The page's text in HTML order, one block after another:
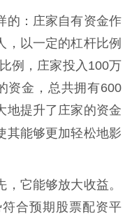
的：庄家自有资金作
，以一定的杠杆比例
例，庄家投入100万
资金，总共拥有600
地提升了庄家的资金
其能够更加轻松地影
它能够放大收益。
合预期股票配资平